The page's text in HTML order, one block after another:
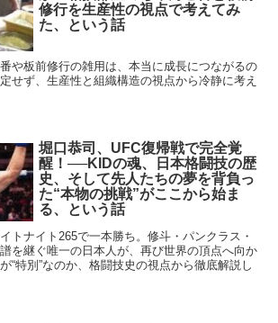
修行を生産性の視点で考えてみ
た、という話
や板前修行の雑用は、本当に成長につながるの
せず、生産性と組織構造の視点から冷静に考え
堀口恭司、UFC復帰戦で完全覚
醒！──KIDの魂、日本格闘技の歴
史、そして先人たちの夢を背負っ
た“本物の挑戦”がここから始ま
る、という話
トナイト265で一本勝ち。修斗・パンクラス・
を継ぐ唯一の日本人が、再び世界の頂点へ向か
“特別”なのか、格闘技史の視点から徹底解説し